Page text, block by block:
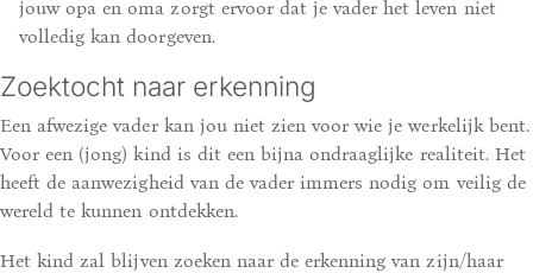
jouw opa en oma zorgt ervoor dat je vader het leven niet
volledig kan doorgeven.
Zoektocht naar erkenning
Een afwezige vader kan jou niet zien voor wie je werkelijk bent.
Voor een (jong) kind is dit een bijna ondraaglijke realiteit. Het
heeft de aanwezigheid van de vader immers nodig om veilig de
wereld te kunnen ontdekken.
Het kind zal blijven zoeken naar de erkenning van zijn/haar